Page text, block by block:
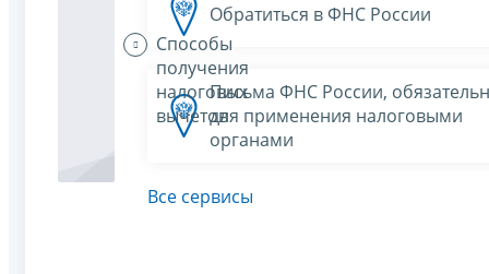
Способы
получения
налоговых
вычетов
Обратиться в ФНС России
Письма ФНС России,
для применения налоговыми
органами
Все сервисы